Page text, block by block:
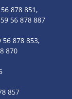
878 851,
56 878 887
56 878 853,
870
857